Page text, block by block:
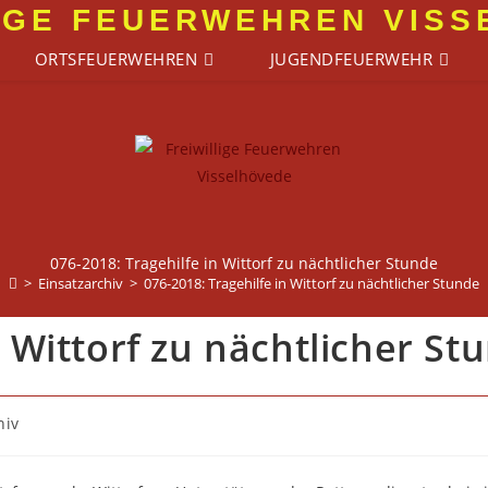
FEUERWEHREN
ORTSFEUERWEHREN JUGENDFEUERWEHR
076-2018: Tragehilfe in Wittorf zu nächtlicher Stunde
> Einsatzarchiv > 076-2018: Tragehilfe in Wittorf zu nächtlicher Stunde
Wittorf zu nächtlicher